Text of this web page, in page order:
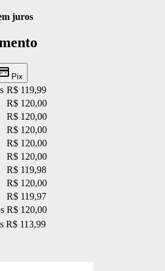
juros
Pix
R$ 119,99
R$ 120,00
R$ 120,00
R$ 120,00
R$ 120,00
R$ 120,00
R$ 119,98
R$ 120,00
R$ 119,97
R$ 120,00
R$ 113,99